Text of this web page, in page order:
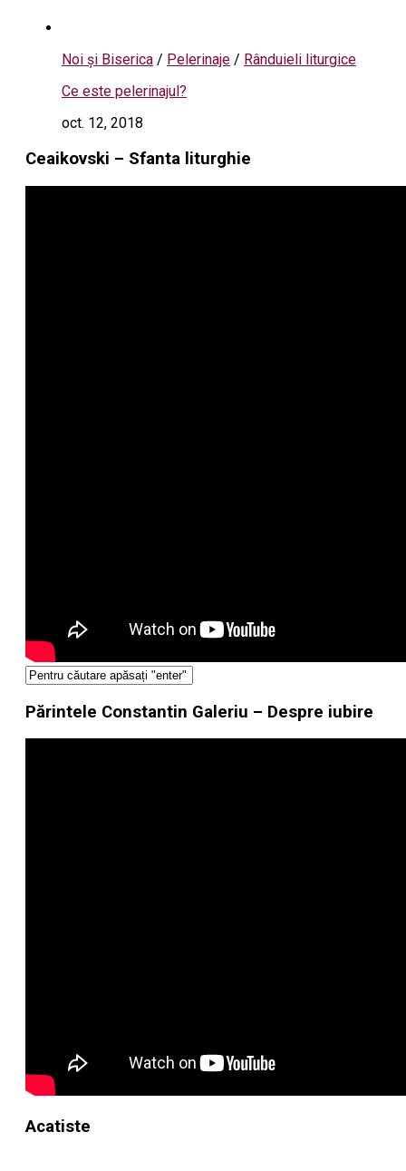
Noi și Biserica / Pelerinaje / Rânduieli liturgice
Ce este pelerinajul?
oct. 12, 2018
Ceaikovski – Sfanta liturghie
Părintele Constantin Galeriu – Despre iubire
Acatiste